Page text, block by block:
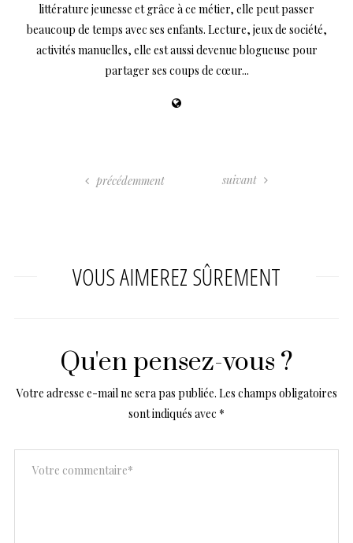
littérature jeunesse et grâce à ce métier, elle peut passer
beaucoup de temps avec ses enfants. Lecture, jeux de société,
activités manuelles, elle est aussi devenue blogueuse pour
partager ses coups de cœur...
précédemment suivant
VOUS AIMEREZ SÛREMENT
Qu'en pensez-vous ?
Votre adresse e-mail ne sera pas publiée. Les champs obligatoires
sont indiqués avec *